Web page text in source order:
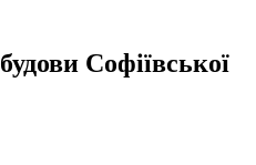
Софіївської